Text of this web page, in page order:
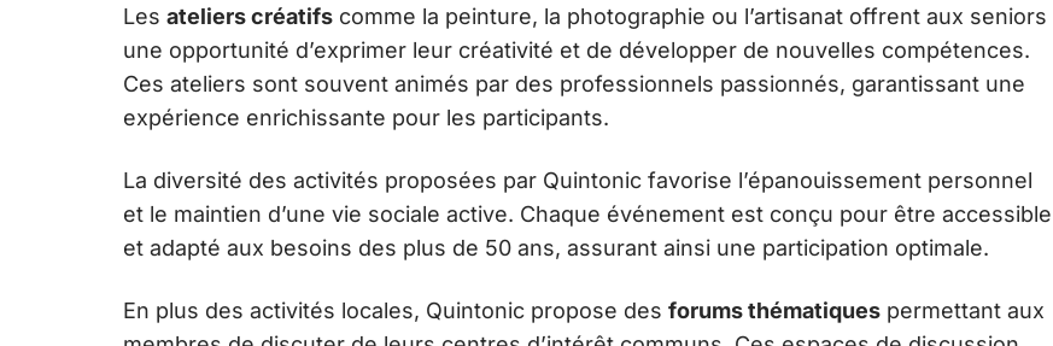
Les ateliers créatifs comme la peinture, la photographie ou l’artisanat offrent aux seniors
une opportunité d’exprimer leur créativité et de développer de nouvelles compétences.
Ces ateliers sont souvent animés par des professionnels passionnés, garantissant une
expérience enrichissante pour les participants.
La diversité des activités proposées par Quintonic favorise l’épanouissement personnel
et le maintien d’une vie sociale active. Chaque événement est conçu pour être accessible
et adapté aux besoins des plus de 50 ans, assurant ainsi une participation optimale.
En plus des activités locales, Quintonic propose des forums thématiques permettant aux